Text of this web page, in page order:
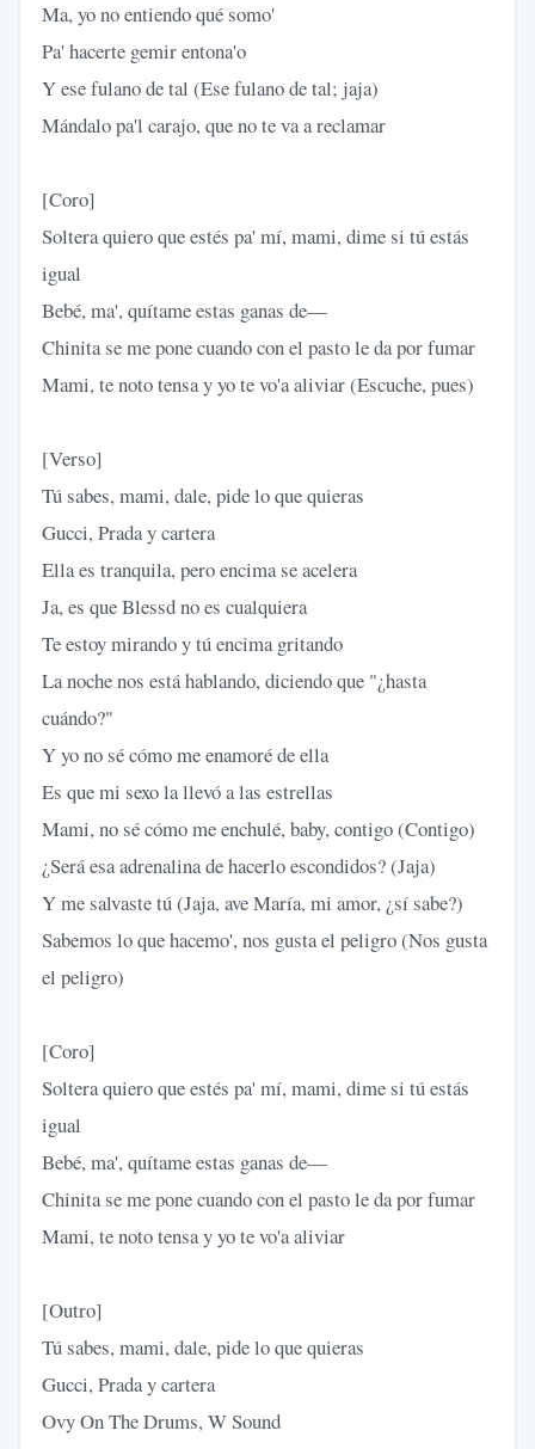
Ma, yo no entiendo qué somo'
Pa' hacerte gemir entona'o
Y ese fulano de tal (Ese fulano de tal; jaja)
Mándalo pa'l carajo, que no te va a reclamar
[Coro]
Soltera quiero que estés pa' mí, mami, dime si tú estás
igual
Bebé, ma', quítame estas ganas de—
Chinita se me pone cuando con el pasto le da por fumar
Mami, te noto tensa y yo te vo'a aliviar (Escuche, pues)
[Verso]
Tú sabes, mami, dale, pide lo que quieras
Gucci, Prada y cartera
Ella es tranquila, pero encima se acelera
Ja, es que Blessd no es cualquiera
Te estoy mirando y tú encima gritando
La noche nos está hablando, diciendo que "¿hasta
cuándo?"
Y yo no sé cómo me enamoré de ella
Es que mi sexo la llevó a las estrellas
Mami, no sé cómo me enchulé, baby, contigo (Contigo)
¿Será esa adrenalina de hacerlo escondidos? (Jaja)
Y me salvaste tú (Jaja, ave María, mi amor, ¿sí sabe?)
Sabemos lo que hacemo', nos gusta el peligro (Nos gusta
el peligro)
[Coro]
Soltera quiero que estés pa' mí, mami, dime si tú estás
igual
Bebé, ma', quítame estas ganas de—
Chinita se me pone cuando con el pasto le da por fumar
Mami, te noto tensa y yo te vo'a aliviar
[Outro]
Tú sabes, mami, dale, pide lo que quieras
Gucci, Prada y cartera
Ovy On The Drums, W Sound